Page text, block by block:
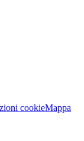
cookieMappa